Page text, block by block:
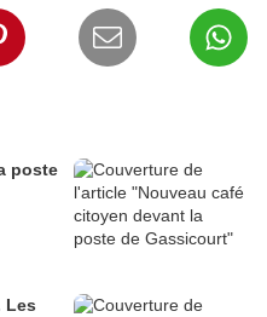
poste
Les